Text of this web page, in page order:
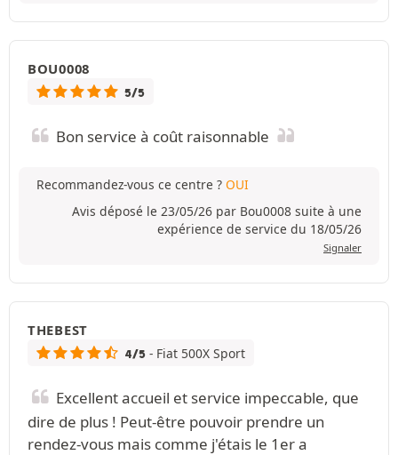
BOU0008
5/5
Bon service à coût raisonnable
Recommandez-vous ce centre ? OUI
Avis déposé le 23/05/26 par Bou0008 suite à une
expérience de service du 18/05/26
Signaler
THEBEST
4/5 - Fiat 500X Sport
Excellent accueil et service impeccable, que
dire de plus ! Peut-être pouvoir prendre un
rendez-vous mais comme j'étais le 1er a